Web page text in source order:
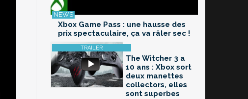
Xbox Game Pass : une hausse des
prix spectaculaire, ça va râler sec !
The Witcher 3 a
10 ans : Xbox sort
deux manettes
collectors, elles
sont superbes